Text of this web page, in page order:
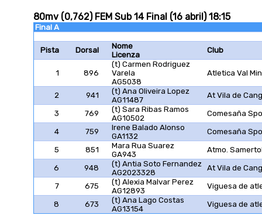
Final A
Pista Dorsal
Nome
Licenza
Club
1 896
(t) Carmen Rodriguez
Varela
AG5038
Atletica Val
2 941
(t) Ana Oliveira Lopez
AG11487
At Vila de
3 769
(t) Sara Ribas Ramos
AG10502
Comesaña
4 759
Irene Balado Alonso
GA1132
Comesaña
5 851
Mara Rua Suarez
GA943
Atmo.
6 948
(t) Antia Soto Fernandez
AG2023328
At Vila de
7 675
(t) Alexia Malvar Perez
AG12893
Viguesa de
8 673
(t) Ana Lago Costas
AG13154
Viguesa de
80mv (0,762) FEM Sub 14 Final (16 abril) 18:15